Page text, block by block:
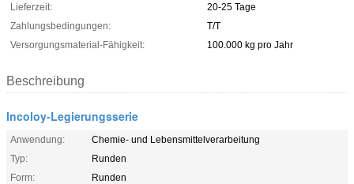
Lieferzeit:
20-25 Tage
Zahlungsbedingungen:
T/T
Versorgungsmaterial-Fähigkeit:
100.000 kg pro Jahr
Beschreibung
Incoloy-Legierungsserie
Anwendung:
Chemie- und Lebensmittelverarbeitung
Typ:
Runden
Form:
Runden